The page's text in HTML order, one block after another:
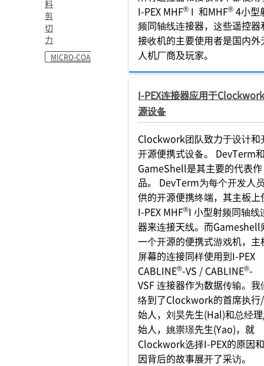
料
剪
切
力
MICRO-COAXIAL
I-PEX MHF® I 和MHF® 4小型
频同轴线连接器，这些遥控器
接收机的主要使用者是国内外
人机厂商及玩家。
I-PEX连接器应用于
源设备
Clockwork团队致力于设计和
开源便携式设备。 DevTerm
GameShell是其主要的代表作
品。 DevTerm为每个开发人
供的开源便携终端，其主板上
I-PEX MHF®I 小型射频同轴线
器来连接天线。而Gameshell
一个开源的便携式游戏机，主
屏幕的连接同样使用到I-PEX
CABLINE®-VS / CABLINE®-
VSF 连接器作为数据传输。我
络到了Clockwork的首席执行
始人，刘昊先生(Hal)和总经
始人，姚崇璟先生(Yao)，就
Clockwork选择I-PEX的原因
因背后的故事展开了采访。